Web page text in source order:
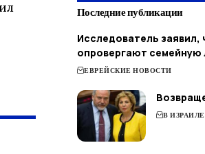
Последние публикации
Исследователь
опровергают семейную
ЕВРЕЙСКИЕ НОВОСТИ
В ИЗРАИЛЕ